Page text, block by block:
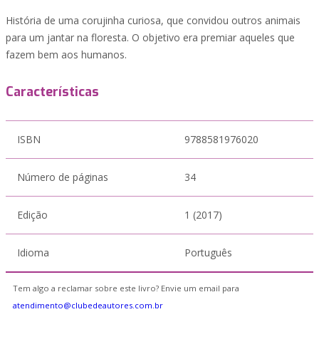
História de uma corujinha curiosa, que convidou outros animais
para um jantar na floresta. O objetivo era premiar aqueles que
fazem bem aos humanos.
Características
ISBN 9788581976020
Número de páginas 34
Edição 1 (2017)
Idioma Português
Tem algo a reclamar sobre este livro? Envie um email para
atendimento@clubedeautores.com.br